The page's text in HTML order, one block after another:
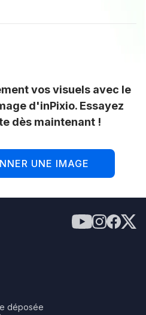
vos visuels avec le
d'inPixio. Essayez
dès maintenant !
UNE IMAGE
déposée